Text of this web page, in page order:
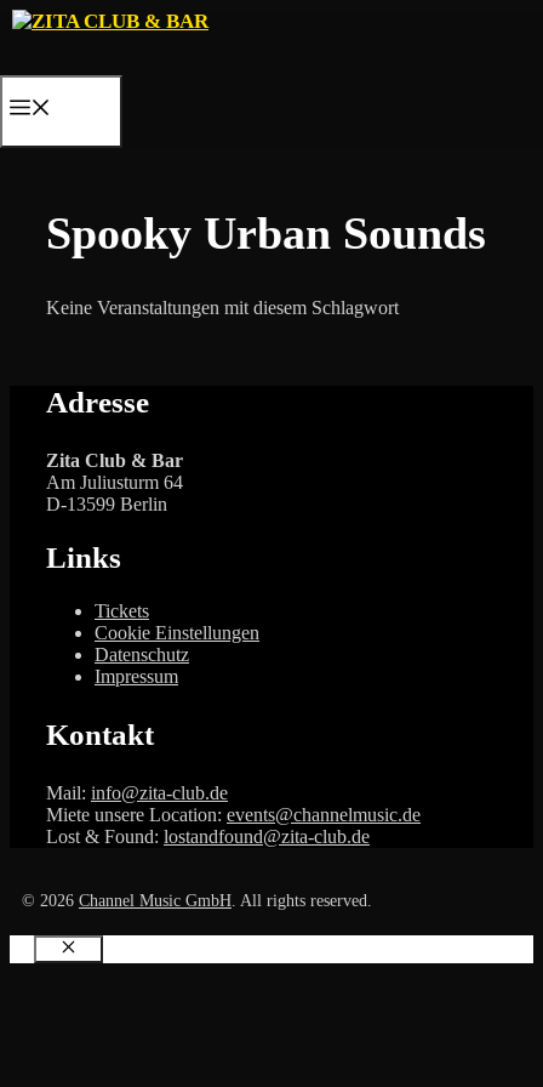
Zum
Spooky Urban Sounds
Keine Veranstaltungen mit diesem Schlagwort
Adresse
Zita Club & Bar
Am Juliusturm 64
D-13599 Berlin
Links
Tickets
Cookie Einstellungen
Datenschutz
Impressum
Kontakt
Mail: info@zita-club.de
Miete unsere Location: events@channelmusic.de
Lost & Found: lostandfound@zita-club.de
© 2026 Channel Music GmbH . All rights reserved.
Schließen